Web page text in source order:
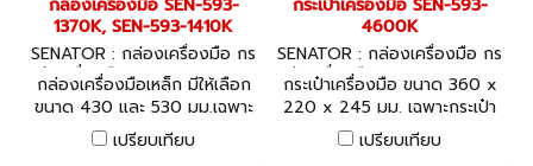
กล่องเครื่องมือ SEN-593-
1370K, SEN-593-1410K
SENATOR : กล่องเครื่องมือ กร
ะเป๋าเครื่องมือ SEN-593-1370K,
SEN-593-1410K
กล่องเครื่องมือเหล็ก มีให้เลือก
ขนาด 430 และ 530 มม.เฉพาะ
กล่องเครื่องมือ ** TOOLS
NOT INCLUDED ไม่รวมเครื่อง
เปรียบเทียบ
กระเป๋าเครื่องมือ SEN-593-
4600K
SENATOR : กล่องเครื่องมือ กร
ะเป๋าเครื่องมือ SEN-593-4600
K
กระเป๋าเครื่องมือ ขนาด 360 x
220 x 245 มม. เฉพาะกระเป๋า
** TOOLS NOT INCLUDED
ไม่รวมเครื่องมือช่างตัวอย่างใน
เปรียบเทียบ